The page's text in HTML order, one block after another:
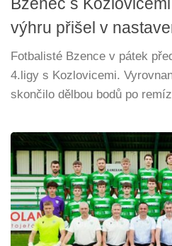
výhru přišel v
Fotbalisté Bzence v pátek
4.ligy s Kozlovicemi.
skončilo dělbou bodů po